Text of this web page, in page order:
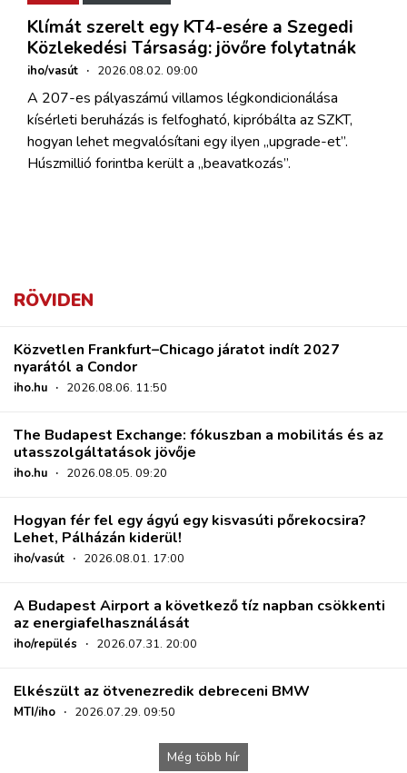
Klímát szerelt egy KT4-esére a Szegedi
Közlekedési Társaság: jövőre folytatnák
iho/vasút · 2026.08.02. 09:00
A 207-es pályaszámú villamos légkondicionálása
kísérleti beruházás is felfogható, kipróbálta az SZKT,
hogyan lehet megvalósítani egy ilyen „upgrade-et”.
Húszmillió forintba került a „beavatkozás”.
RÖVIDEN
Közvetlen Frankfurt–Chicago járatot indít 2027
nyarától a Condor
iho.hu · 2026.08.06. 11:50
The Budapest Exchange: fókuszban a mobilitás és az
utasszolgáltatások jövője
iho.hu · 2026.08.05. 09:20
Hogyan fér fel egy ágyú egy kisvasúti pőrekocsira?
Lehet, Pálházán kiderül!
iho/vasút · 2026.08.01. 17:00
A Budapest Airport a következő tíz napban csökkenti
az energiafelhasználását
iho/repülés · 2026.07.31. 20:00
Elkészült az ötvenezredik debreceni BMW
MTI/iho · 2026.07.29. 09:50
Még több hír